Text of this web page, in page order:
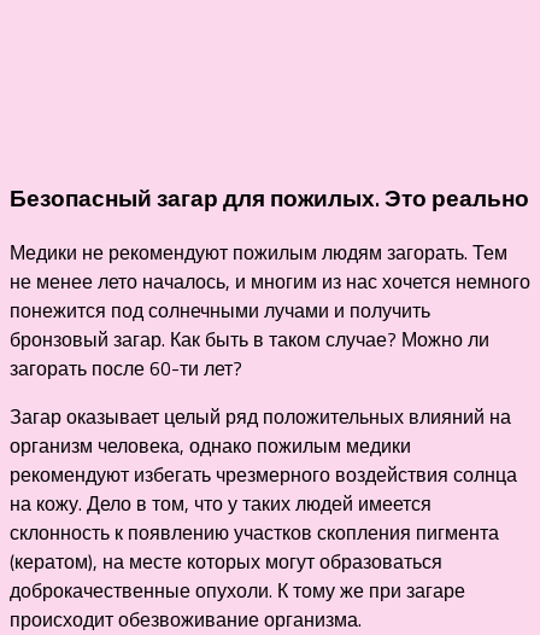
Безопасный загар для пожилых. Это реально
Медики не рекомендуют пожилым людям загорать. Тем
не менее лето началось, и многим из нас хочется немного
понежится под солнечными лучами и получить
бронзовый загар. Как быть в таком случае? Можно ли
загорать после 60-ти лет?
Загар оказывает целый ряд положительных влияний на
организм человека, однако пожилым медики
рекомендуют избегать чрезмерного воздействия солнца
на кожу. Дело в том, что у таких людей имеется
склонность к появлению участков скопления пигмента
(кератом), на месте которых могут образоваться
доброкачественные опухоли. К тому же при загаре
происходит обезвоживание организма.